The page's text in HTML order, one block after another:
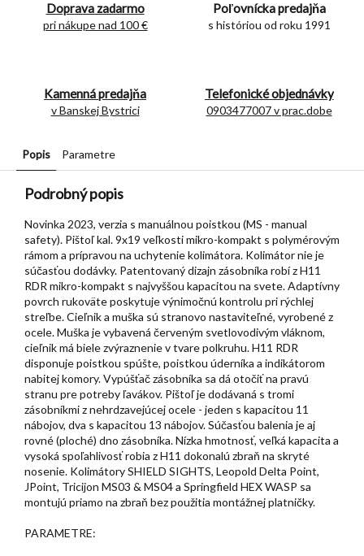
Doprava zadarmo
pri nákupe nad 100 €
Poľovnícka predajňa
s históriou od roku 1991
Kamenná predajňa
v Banskej Bystrici
Telefonické objednávky
0903477007 v prac.dobe
Popis Parametre
Podrobný popis
Novinka 2023, verzia s manuálnou poistkou (MS - manual
safety). Pištoľ kal. 9x19 veľkosti mikro-kompakt s polymérovým
rámom a prípravou na uchytenie kolimátora. Kolimátor nie je
súčasťou dodávky. Patentovaný dizajn zásobníka robí z H11
RDR mikro-kompakt s najvyššou kapacitou na svete. Adaptívny
povrch rukoväte poskytuje výnimočnú kontrolu pri rýchlej
streľbe. Cieľnik a muška sú stranovo nastaviteľné, vyrobené z
ocele. Muška je vybavená červeným svetlovodivým vláknom,
cieľnik má biele zvýraznenie v tvare polkruhu. H11 RDR
disponuje poistkou spúšte, poistkou úderníka a indikátorom
nabitej komory. Vypúšťač zásobníka sa dá otočiť na pravú
stranu pre potreby ľavákov. Pištoľ je dodávaná s tromi
zásobníkmi z nehrdzavejúcej ocele - jeden s kapacitou 11
nábojov, dva s kapacitou 13 nábojov. Súčasťou balenia je aj
rovné (ploché) dno zásobníka. Nízka hmotnosť, veľká kapacita a
vysoká spoľahlivosť robia z H11 dokonalú zbraň na skryté
nosenie. Kolimátory SHIELD SIGHTS, Leopold Delta Point,
JPoint, Tricijon MS03 & MS04 a Springfield HEX WASP sa
montujú priamo na zbraň bez použitia montážnej platničky.
PARAMETRE: